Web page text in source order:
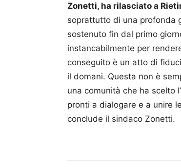
Zonetti, ha rilasciato a
soprattutto di una profonda
sostenuto fin dal primo
instancabilmente per
conseguito è un atto di
il domani. Questa non è
una comunità che ha scelto
pronti a dialogare e a unire
conclude il sindaco Zonetti.